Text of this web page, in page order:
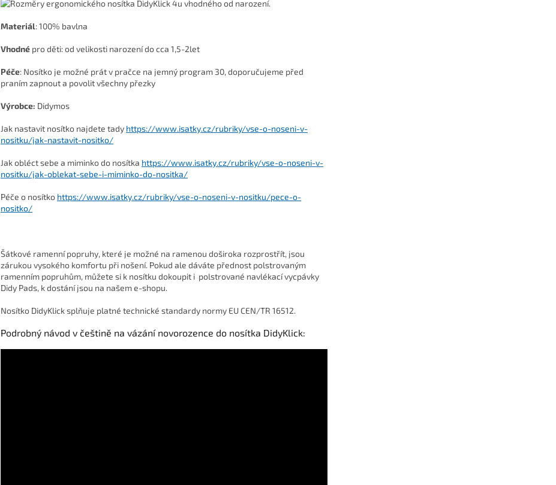
Materiál:100% bavlna
Vhodné pro děti: od velikosti narození do cca 1,5-2let
Péče: Nosítko je možné prát v pračce na jemný program 30, doporučujeme před
praním zapnout a povolit všechny přezky
Výrobce: Didymos
Jak nastavit nosítko najdete tady https://www.isatky.cz/rubriky/vse-o-noseni-v-
nositku/jak-nastavit-nositko/
Jak obléct sebe a miminko do nosítka https://www.isatky.cz/rubriky/vse-o-noseni-v-
nositku/jak-oblekat-sebe-i-miminko-do-nositka/
Péče o nosítko https://www.isatky.cz/rubriky/vse-o-noseni-v-nositku/pece-o-
nositko/
Šátkové ramenní popruhy, které je možné na ramenou doširoka rozprostřít, jsou
zárukou vysokého komfortu při nošení. Pokud ale dáváte přednost polstrovaným
ramenním popruhům, můžete si k nosítku dokoupit i polstrované navlékací vycpávky
Didy Pads, k dostání jsou na našem e-shopu.
Nosítko DidyKlick splňuje platné technické standardy normy EU CEN/TR 16512.
Podrobný návod v češtině na vázání novorozence do nosítka DidyKlick: